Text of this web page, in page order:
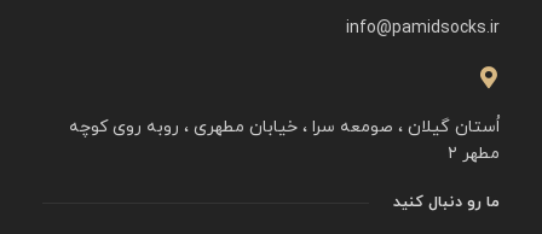
info@pamidsocks.ir
اُستان گیلان ، صومعه سرا ، خیابان مطهری ، روبه روی کوچه
مطهر ۲
ما رو دنبال کنید